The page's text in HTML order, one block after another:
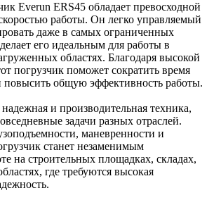
Everun ERS45 обладает превосходной
работы. Он легко управляемый
даже в самых ограниченных
его идеальным для работы в
областях. Благодаря высокой
погрузчик поможет сократить время
повысить общую эффективность работы.
и производительная техника,
задачи разных отраслей.
маневренности и
станет незаменимым
на строительных площадках, складах,
где требуются высокая